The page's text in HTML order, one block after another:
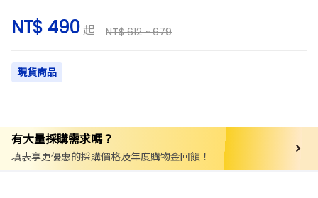
NT$ 490起 NT$ 612 ~ 679
現貨商品
有大量採購需求嗎？
填表享更優惠的採購價格及年度購物金回饋！